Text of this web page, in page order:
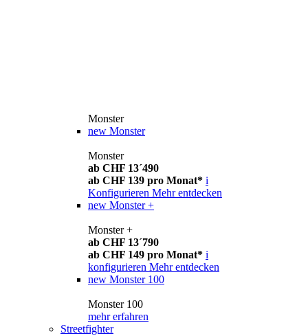
Monster
new Monster
Monster
ab CHF 13´490
ab CHF 139 pro Monat* i
Konfigurieren Mehr entdecken
new Monster +
Monster +
ab CHF 13´790
ab CHF 149 pro Monat* i
konfigurieren Mehr entdecken
new Monster 100
Monster 100
mehr erfahren
Streetfighter